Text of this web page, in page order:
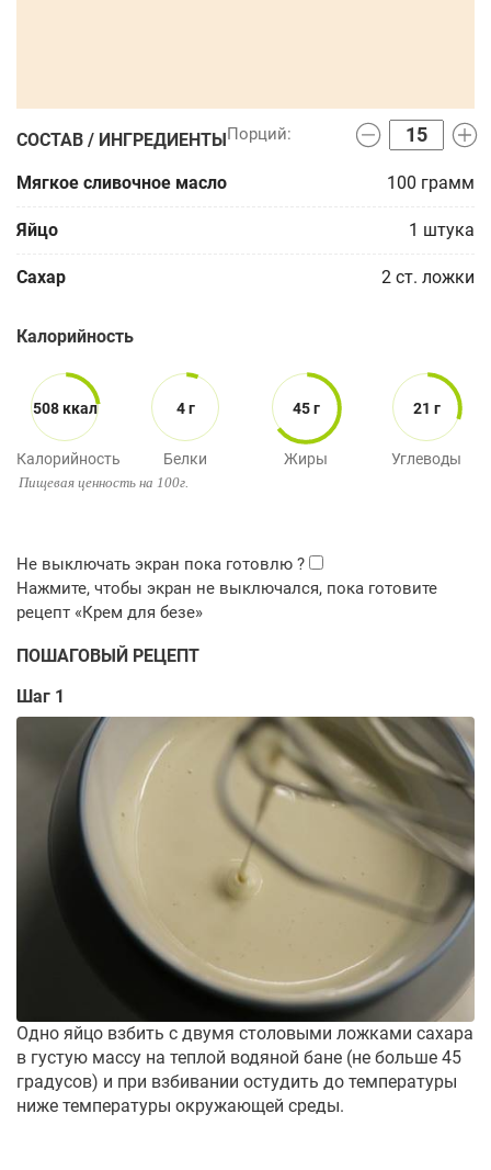
СОСТАВ / ИНГРЕДИЕНТЫ
Мягкое сливочное масло 100 грамм
Яйцо 1 штука
Сахар 2 ст. ложки
Калорийность
508 ккал
Калорийность
4 г
Белки
45 г
Жиры
21 г
Углеводы
Пищевая ценность на 100г.
ПОШАГОВЫЙ РЕЦЕПТ
Шаг 1
Одно яйцо взбить с двумя столовыми ложками сахара
в густую массу на теплой водяной бане (не больше 45
градусов) и при взбивании остудить до температуры
ниже температуры окружающей среды.